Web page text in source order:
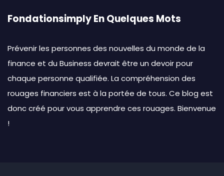
Fondationsimply En Quelques Mots
Prévenir les personnes des nouvelles du monde de la
finance et du Business devrait être un devoir pour
chaque personne qualifiée. La compréhension des
rouages financiers est à la portée de tous. Ce blog est
donc créé pour vous apprendre ces rouages. Bienvenue
!